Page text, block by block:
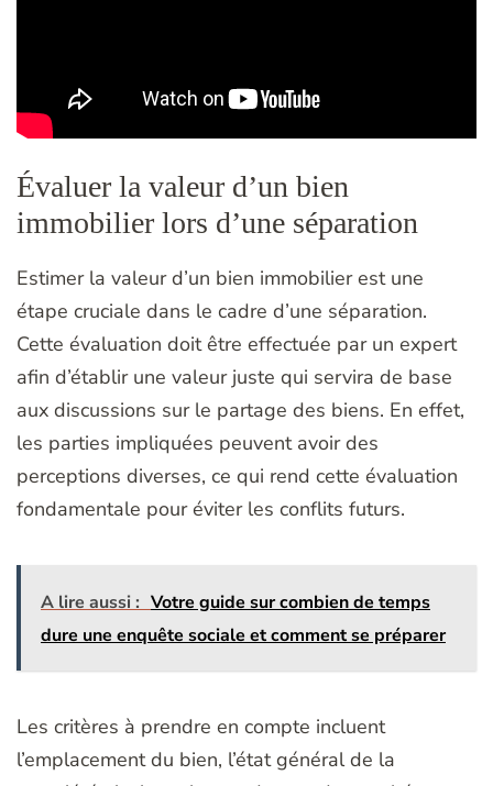
Évaluer la valeur d’un bien
immobilier lors d’une séparation
Estimer la valeur d’un bien immobilier est une
étape cruciale dans le cadre d’une séparation.
Cette évaluation doit être effectuée par un expert
afin d’établir une valeur juste qui servira de base
aux discussions sur le partage des biens. En effet,
les parties impliquées peuvent avoir des
perceptions diverses, ce qui rend cette évaluation
fondamentale pour éviter les conflits futurs.
A lire aussi : Votre guide sur combien de temps
dure une enquête sociale et comment se préparer
Les critères à prendre en compte incluent
l’emplacement du bien, l’état général de la